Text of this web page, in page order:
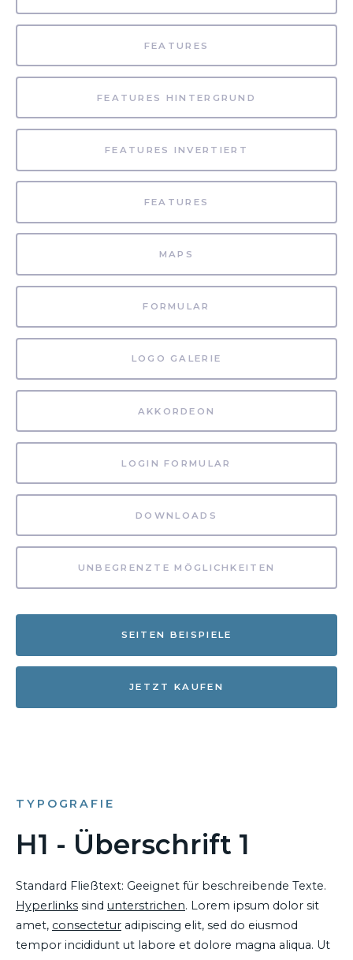
FEATURES
FEATURES HINTERGRUND
FEATURES INVERTIERT
FEATURES
MAPS
FORMULAR
LOGO GALERIE
AKKORDEON
LOGIN FORMULAR
DOWNLOADS
UNBEGRENZTE MÖGLICHKEITEN
SEITEN BEISPIELE
JETZT KAUFEN
TYPOGRAFIE
H1 - Überschrift 1
Standard Fließtext: Geeignet für beschreibende Texte.
Hyperlinks sind unterstrichen. Lorem ipsum dolor sit
amet, consectetur adipiscing elit, sed do eiusmod
tempor incididunt ut labore et dolore magna aliqua. Ut